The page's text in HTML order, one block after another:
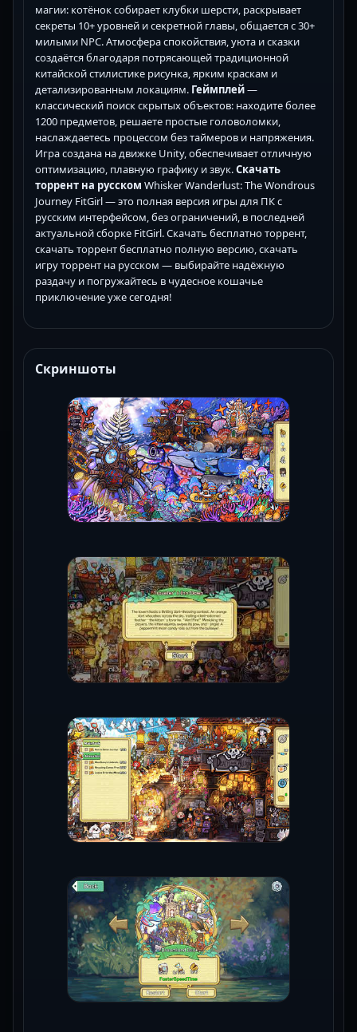
магии: котёнок собирает клубки шерсти, раскрывает
секреты 10+ уровней и секретной главы, общается с 30+
милыми NPC. Атмосфера спокойствия, уюта и сказки
создаётся благодаря потрясающей традиционной
китайской стилистике рисунка, ярким краскам и
детализированным локациям. Геймплей—
классический поиск скрытых объектов: находите более
1200 предметов, решаете простые головоломки,
наслаждаетесь процессом без таймеров и напряжения.
Игра создана на движке Unity, обеспечивает отличную
оптимизацию, плавную графику и звук.Скачать
торрент на русском Whisker Wanderlust: The Wondrous
Journey FitGirl — это полная версия игры для ПК с
русским интерфейсом, без ограничений, в последней
актуальной сборке FitGirl. Скачать бесплатно торрент,
скачать торрент бесплатно полную версию, скачать
игру торрент на русском — выбирайте надёжную
раздачу и погружайтесь в чудесное кошачье
приключение уже сегодня!
Скриншоты